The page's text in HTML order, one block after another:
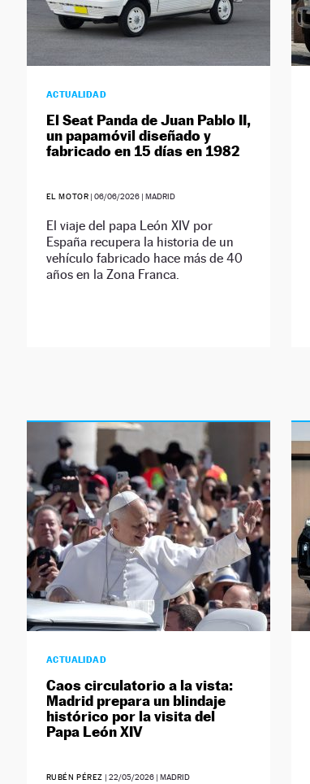
ACTUALIDAD
El Seat Panda de Juan Pablo II,
un papamóvil diseñado y
fabricado en 15 días en 1982
EL MOTOR |06/06/2026 | MADRID
El viaje del papa León XIV por
España recupera la historia de un
vehículo fabricado hace más de 40
años en la Zona Franca.
ACTUALIDAD
Caos circulatorio a la vista:
Madrid prepara un blindaje
histórico por la visita del
Papa León XIV
RUBÉN PÉREZ |22/05/2026 | MADRID